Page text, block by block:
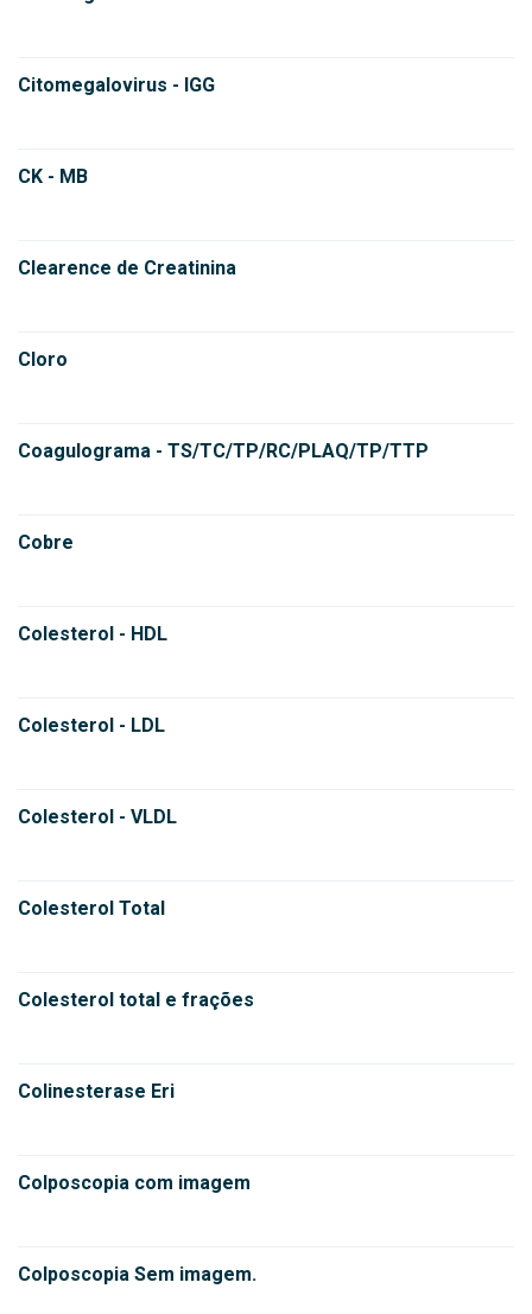
Citomegalovirus - IGG
CK - MB
Clearence de Creatinina
Cloro
Coagulograma - TS/TC/TP/RC/PLAQ/TP/TTP
Cobre
Colesterol - HDL
Colesterol - LDL
Colesterol - VLDL
Colesterol Total
Colesterol total e frações
Colinesterase Eri
Colposcopia com imagem
Colposcopia Sem imagem.